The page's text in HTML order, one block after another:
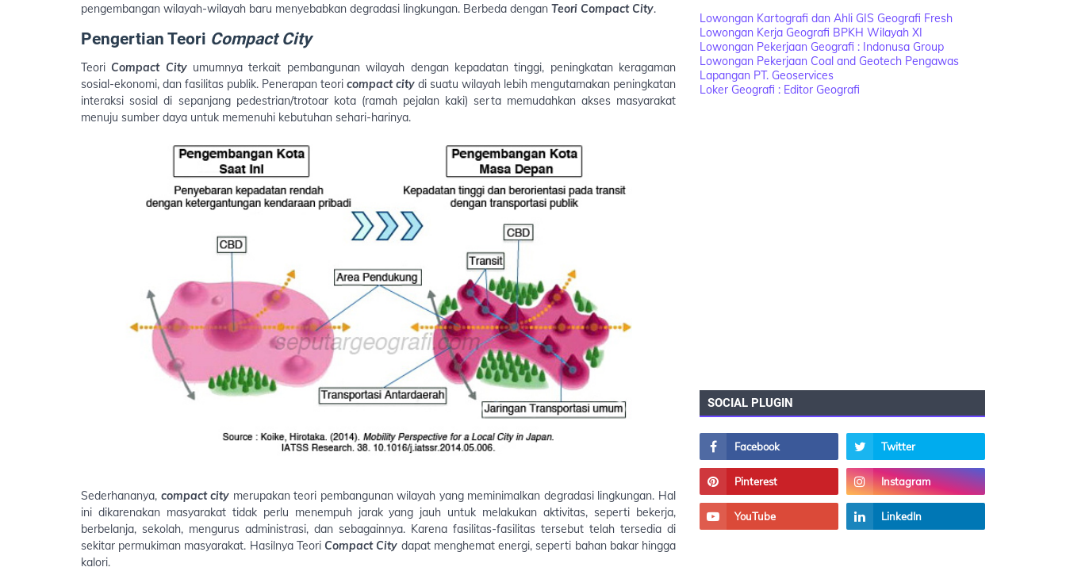
pengembangan wilayah-wilayah baru menyebabkan degradasi lingkungan. Berbeda dengan Teori Compact City.
Pengertian Teori Compact City
Teori Compact City umumnya terkait pembangunan wilayah dengan kepadatan tinggi, peningkatan keragaman
sosial-ekonomi, dan fasilitas publik. Penerapan teori compact city di suatu wilayah lebih mengutamakan peningkatan
interaksi sosial di sepanjang pedestrian/trotoar kota (ramah pejalan kaki) serta memudahkan akses masyarakat
menuju sumber daya untuk memenuhi kebutuhan sehari-harinya.
Sederhananya, compact city merupakan teori pembangunan wilayah yang meminimalkan degradasi lingkungan. Hal
ini dikarenakan masyarakat tidak perlu menempuh jarak yang jauh untuk melakukan aktivitas, seperti bekerja,
berbelanja, sekolah, mengurus administrasi, dan sebagainnya. Karena fasilitas-fasilitas tersebut telah tersedia di
sekitar permukiman masyarakat. Hasilnya Teori Compact City dapat menghemat energi, seperti bahan bakar hingga
kalori.
Lowongan Kartografi dan Ahli GIS Geografi Fresh
Lowongan Kerja Geografi BPKH Wilayah XI
Lowongan Pekerjaan Geografi : Indonusa Group
Lowongan Pekerjaan Coal and Geotech Pengawas
Lapangan PT. Geoservices
Loker Geografi : Editor Geografi
SOCIAL PLUGIN